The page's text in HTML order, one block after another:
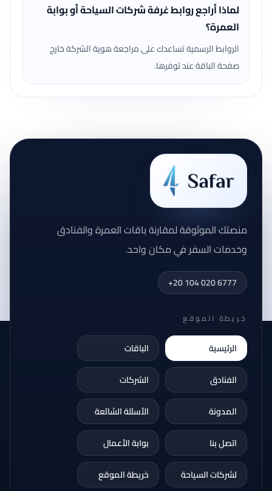
لماذا أراجع روابط غرفة شركات السياحة أو بوابة
العمرة؟
الروابط الرسمية تساعدك على مراجعة هوية الشركة خارج
صفحة الباقة عند توفرها.
منصتك الموثوقة لمقارنة باقات العمرة والفنادق
وخدمات السفر في مكان واحد.
+20 104 020 6777
خريطة الموقع
الرئيسية
الباقات
الفنادق
الشركات
المدونة
الأسئلة الشائعة
اتصل بنا
بوابة الأعمال
لشركات السياحة
خريطة الموقع